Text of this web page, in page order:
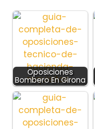
Oposiciones
Bombero En Girona